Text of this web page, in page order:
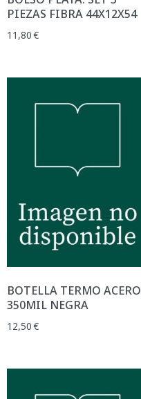
PIEZAS FIBRA 44X12X54
11,80€
BOTELLA TERMO ACERO
350MIL NEGRA
12,50€